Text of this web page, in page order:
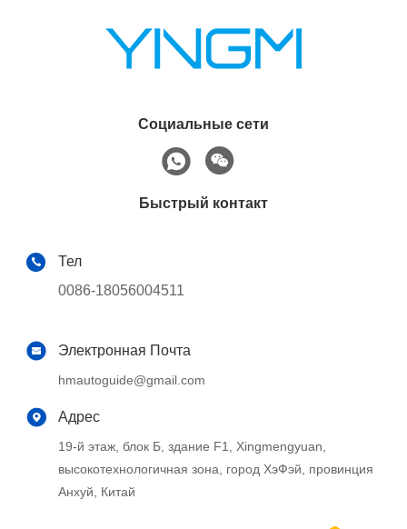
Социальные сети
Быстрый контакт
Тел
0086-18056004511
Электронная Почта
hmautoguide@gmail.com
Адрес
19-й этаж, блок Б, здание F1, Xingmengyuan,
высокотехнологичная зона, город ХэФэй, провинция
Анхуй, Китай